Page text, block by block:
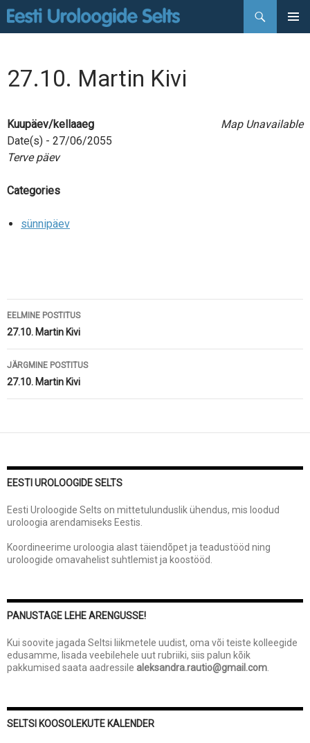
Otsi
27.10. Martin Kivi
Map Unavailable
Kuupäev/kellaaeg
Date(s) - 27/06/2055
Terve päev
Categories
sünnipäev
Postituste
töölaud
EELMINE POSTITUS
27.10. Martin Kivi
JÄRGMINE POSTITUS
27.10. Martin Kivi
EESTI UROLOOGIDE SELTS
Eesti Uroloogide Selts on mittetulunduslik ühendus, mis loodud
uroloogia arendamiseks Eestis.
Koordineerime uroloogia alast täiendõpet ja teadustööd ning
uroloogide omavahelist suhtlemist ja koostööd.
PANUSTAGE LEHE ARENGUSSE!
Kui soovite jagada Seltsi liikmetele uudist, oma või teiste kolleegide
edusamme, lisada veebilehele uut rubriiki, siis palun kõik
pakkumised saata aadressile aleksandra.rautio@gmail.com
SELTSI KOOSOLEKUTE KALENDER